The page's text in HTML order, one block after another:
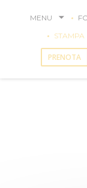
MENU
STAMPA
PRENOTA